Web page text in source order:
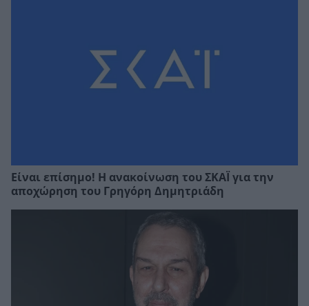
Είναι επίσημο! Η ανακοίνωση του ΣΚΑΪ για την
αποχώρηση του Γρηγόρη Δημητριάδη